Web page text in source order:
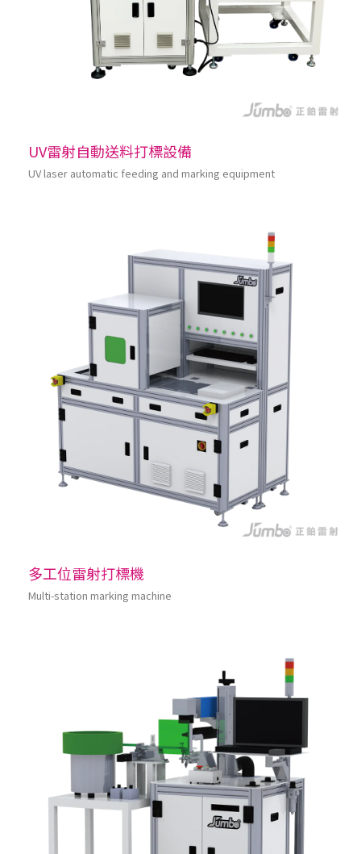
UV雷射自動送料打標設備
UV laser automatic feeding and marking equipment
多工位雷射打標機
Multi-station marking machine